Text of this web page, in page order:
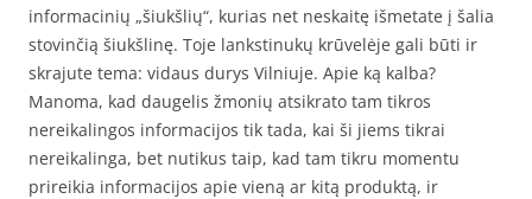
informacinių „šiukšlių“, kurias net neskaitę išmetate į šalia
stovinčią šiukšlinę. Toje lankstinukų krūvelėje gali būti ir
skrajute tema: vidaus durys Vilniuje. Apie ką kalba?
Manoma, kad daugelis žmonių atsikrato tam tikros
nereikalingos informacijos tik tada, kai ši jiems tikrai
nereikalinga, bet nutikus taip, kad tam tikru momentu
prireikia informacijos apie vieną ar kitą produktą, ir